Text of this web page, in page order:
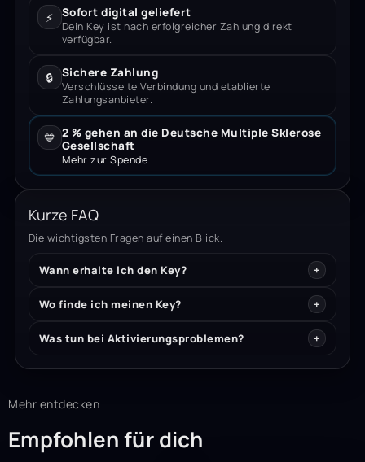
⚡ Sofort digital geliefert
Dein Key ist nach erfolgreicher Zahlung direkt
verfügbar.
🔒 Sichere Zahlung
Verschlüsselte Verbindung und etablierte
Zahlungsanbieter.
💙 2 % gehen an die Deutsche Multiple Sklerose
Gesellschaft
Mehr zur Spende
Kurze FAQ
Die wichtigsten Fragen auf einen Blick.
Wann erhalte ich den Key?
Wo finde ich meinen Key?
Was tun bei Aktivierungsproblemen?
Mehr entdecken
Empfohlen für dich